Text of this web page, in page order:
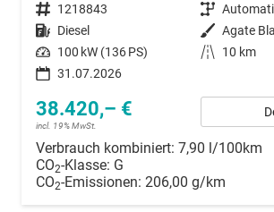
Fahrzeugnummer 1218843 Getriebe
Kraftstoff Diesel Außenfarbe Agate
Leistung 100 kW (136 PS) Kilometerstand
10 km
31.07.2026
38.420,– €
incl. 19% MwSt.
Verbrauch kombiniert: 7,90 l/100km
CO2-Klasse: G
CO2-Emissionen: 206,00 g/km